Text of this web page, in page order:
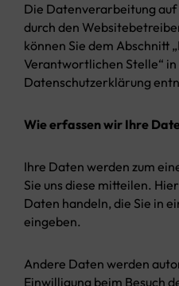
Die Datenverarbeitung
durch den
können Sie dem Abschnitt
Verantwortlichen Stelle“
Datenschutzerklärung
Wie erfassen wir Ihre
Ihre Daten werden zum
Sie uns diese mitteilen.
Daten handeln, die Sie in
eingeben.
Andere Daten werden
Einwilligung beim Besuch